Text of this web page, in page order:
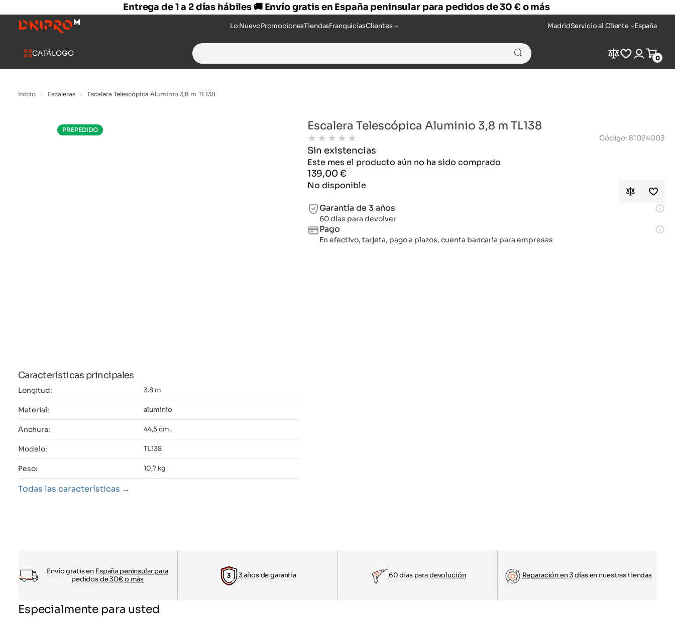
Entrega de 1 a 2 días hábiles 🚚 Envío gratis en España peninsular para pedidos de 30 € o más
Lo NuevoPromocionesTiendasFranquiciasClientes MadridServicio al Cliente España
CATÁLOGO
Search
for:
Compare
Wishlist
Login
Cart
0
Inicio Escaleras Escalera Telescópica Aluminio 3,8 m TL138
PREPEDIDO
Características principales
Longitud: 3.8 m
Material: aluminio
Anchura: 44,5 cm.
Modelo: TL138
Peso: 10,7 kg
Todas las características
Escalera Telescópica Aluminio 3,8 m TL138
★ ★ ★ ★ ★ Código: 81024003
Sin existencias
Este mes el producto aún no ha sido comprado
139,00 €
No disponible
Garantía de 3 años
60 días para devolver
Pago
En efectivo, tarjeta, pago a plazos, cuenta bancaria para empresas
Envío gratis en España peninsular para
pedidos de 30€ o más
3 años de garantía 60 días para devolución Reparación en 3 días en nuestras tiendas
Especialmente para usted